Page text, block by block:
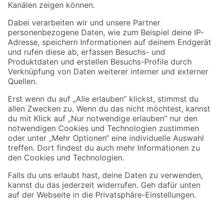
Folge uns
Zahlungsarten Versandarten
Sicher einkaufen
Jetzt die toom-App herunterladen
Alle Preisangaben in EUR inkl. gesetzl. MwSt.. Die dargestellten Angebote sind unter
Umständen nicht in allen Märkten verfügbar. Die angegebenen Verfügbarkeiten beziehen